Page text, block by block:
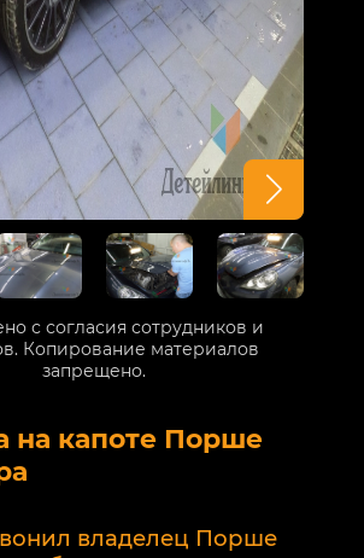
на капоте Порше
владелец Порше
с согласия сотрудников и
Копирование материалов
запрещено.